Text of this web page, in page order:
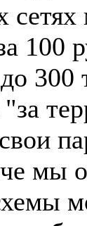
100
до
мы